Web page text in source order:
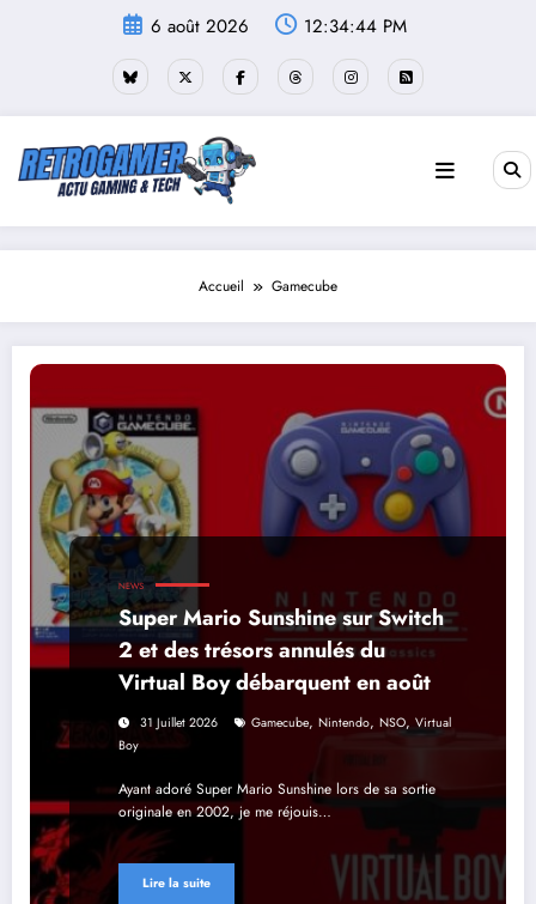
6 août 2026 12:34:45 PM
Accueil Gamecube
NEWS
Super Mario Sunshine sur Switch
2 et des trésors annulés du
Virtual Boy débarquent en août
31 Juillet 2026 Gamecube, Nintendo, NSO, Virtual
Boy
Ayant adoré Super Mario Sunshine lors de sa sortie
originale en 2002, je me réjouis…
Lire la suite